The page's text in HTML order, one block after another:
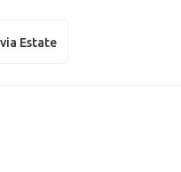
Estate